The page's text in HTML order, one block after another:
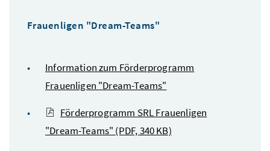
Frauenligen "Dream-Teams"
Information zum Förderprogramm
Frauenligen "Dream-Teams"
Förderprogramm SRL Frauenligen
"Dream-Teams" (PDF, 340 KB)